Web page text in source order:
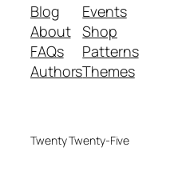
Blog
About
FAQs
Authors
Events
Shop
Patterns
Themes
Twenty Twenty-Five